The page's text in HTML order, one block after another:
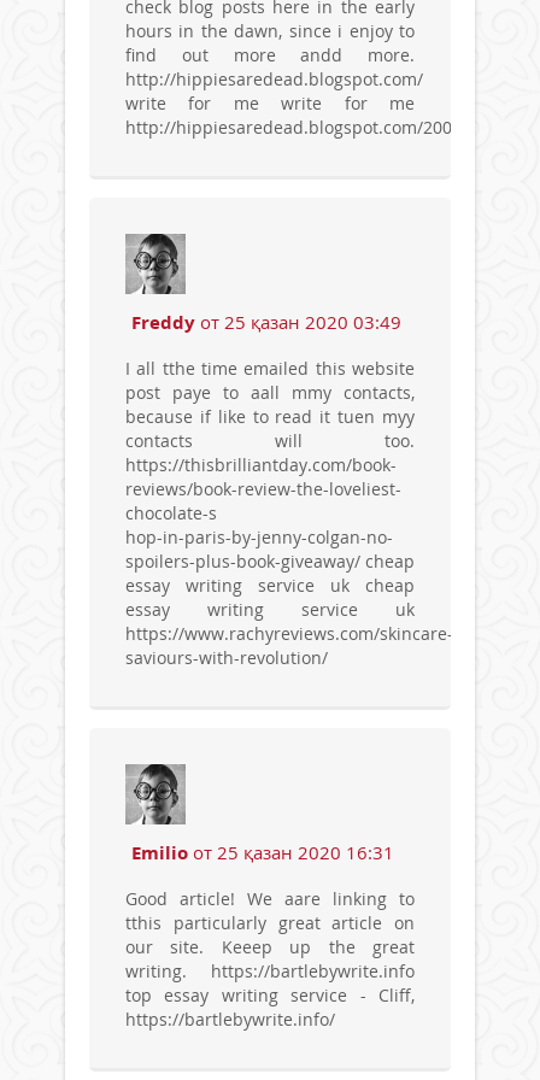
check blog posts here in the early
hours in the dawn, since i enjoy to
find out more andd more.
http://hippiesaredead.blogspot.com/
write for me write for me
http://hippiesaredead.blogspot.com/2009/07/
Freddy от 25 қазан 2020 03:49
I all tthe time emailed this website
post paye to aall mmy contacts,
because if like to read it tuen myy
contacts will too.
https://thisbrilliantday.com/book-
reviews/book-review-the-loveliest-
chocolate-s
hop-in-paris-by-jenny-colgan-no-
spoilers-plus-book-giveaway/ cheap
essay writing service uk cheap
essay writing service uk
https://www.rachyreviews.com/skincare-
saviours-with-revolution/
Emilio от 25 қазан 2020 16:31
Good article! We aare linking to
tthis particularly great article on
our site. Keeep up the great
writing. https://bartlebywrite.info
top essay writing service - Cliff,
https://bartlebywrite.info/